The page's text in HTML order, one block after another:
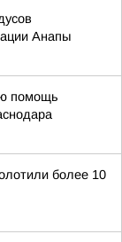
Анапы
помощь
более 10